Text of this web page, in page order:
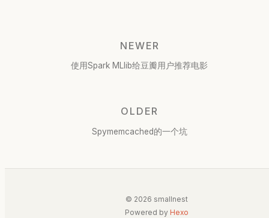
NEWER
使用Spark MLlib给豆瓣用户推荐电影
OLDER
Spymemcached的一个坑
© 2026 smallnest
Powered by Hexo